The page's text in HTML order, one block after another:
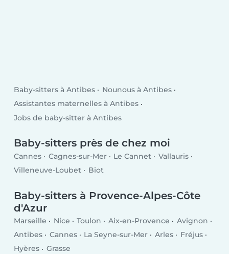
Baby-sitters à Antibes
Nounous à Antibes
Assistantes maternelles à Antibes
Jobs de baby-sitter à Antibes
Baby-sitters près de chez moi
Cannes Cagnes-sur-Mer Le Cannet
Vallauris
Villeneuve-Loubet
Biot
Baby-sitters à Provence-Alpes-Côte
d'Azur
Marseille Nice Toulon Aix-en-Provence
Avignon
Antibes
Cannes La Seyne-sur-Mer Arles
Fréjus
Hyères
Grasse